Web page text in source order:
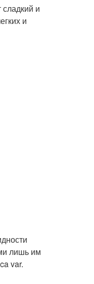
и
и
лишь им
var.